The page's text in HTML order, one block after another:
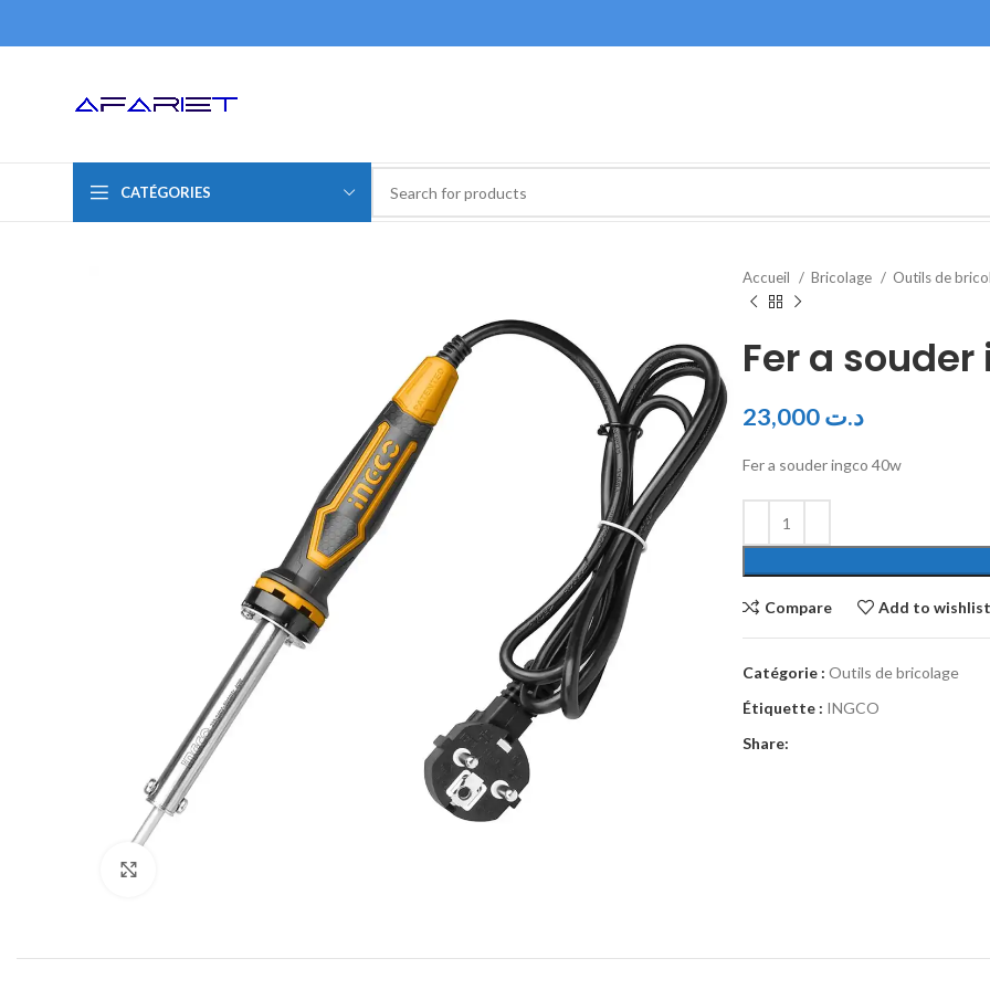
CATÉGORIES
Accueil Bricolage Outils de
Fer a
د.ت
Fer a souder ingco 40w
Compare Add to wishlist
Catégorie : Outils de bricolage
Étiquette : INGCO
Share: